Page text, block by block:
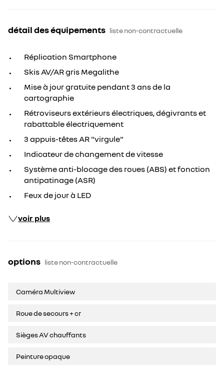
détail des équipements liste non-contractuelle
Réplication Smartphone
Skis AV/AR gris Megalithe
Mise à jour gratuite pendant 3 ans de la
cartographie
Rétroviseurs extérieurs électriques, dégivrants et
rabattable électriquement
3 appuis-têtes AR "virgule"
Indicateur de changement de vitesse
Système anti-blocage des roues (ABS) et fonction
antipatinage (ASR)
Feux de jour à LED
voir plus
options liste non-contractuelle
Caméra Multiview
Roue de secours + cr
Sièges AV chauffants
Peinture opaque